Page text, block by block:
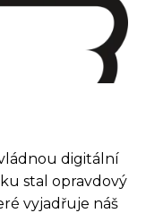
digitální
stal opravdový
vyjadřuje náš